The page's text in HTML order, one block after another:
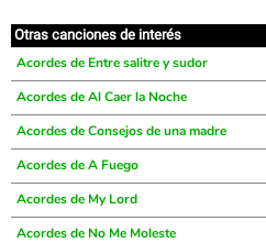
Otras canciones de interés
Acordes de Entre salitre y sudor
Acordes de Al Caer la Noche
Acordes de Consejos de una madre
Acordes de A Fuego
Acordes de My Lord
Acordes de No Me Moleste